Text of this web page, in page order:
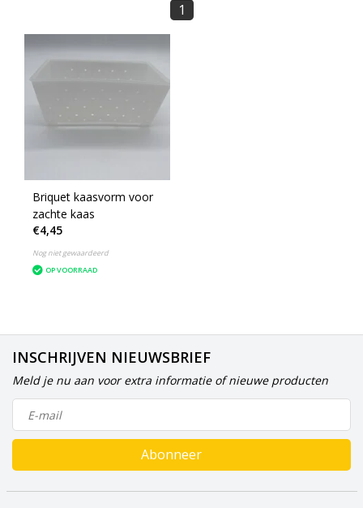
1
Briquet kaasvorm voor
zachte kaas
€4,45
Nog niet gewaardeerd
OP VOORRAAD
INSCHRIJVEN NIEUWSBRIEF
Meld je nu aan voor extra informatie of nieuwe producten
Abonneer